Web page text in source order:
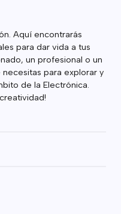
Aquí encontrarás
para dar vida a tus
un profesional o un
para explorar y
de la Electrónica.